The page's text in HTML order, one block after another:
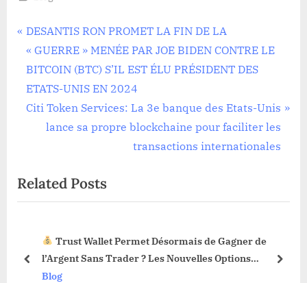
Navigation
de
l’article
P
r
e
v
i
P
o
:
DESANTIS RON PROMET LA FIN DE LA
« GUERRE » MENÉE PAR JOE BIDEN CONTRE LE
BITCOIN (BTC) S’IL EST ÉLU PRÉSIDENT DES
ETATS-UNIS EN 2024
N
P
o
:
Citi Token Services: La 3e banque des Etats-Unis
lance sa propre blockchaine pour faciliter les
transactions internationales
Related Posts
Trust Wallet Permet Désormais de Gagner de
l’Argent Sans Trader ? Les Nouvelles Options
Dévoilées !
Blog
prev next